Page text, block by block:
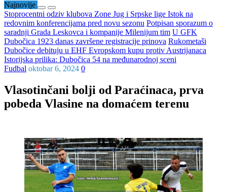
Najnovije
Stoprocentni odziv klubova Zone Jug i Srpske lige Istok na
redovnim konferencijama pred novu sezonu Potpisan sporazum o
saradnji Grada Leskovca i kompanije Milenijum tim U GFK
Dubočica 1923 danas završene registracije prinova Rukometaši
Dubočice debituju u EHF Evropskom kupu protiv Austrijanaca
Istorijska prilika: Dubočica 54 na međunarodnoj sceni
Fudbal oktobar 6, 2024 0
Vlasotinčani bolji od Paraćinaca, prva
pobeda Vlasine na domaćem terenu